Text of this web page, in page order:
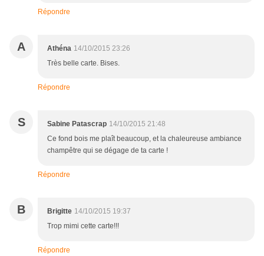
Répondre
A Athéna 14/10/2015 23:26
Très belle carte. Bises.
Répondre
S Sabine Patascrap 14/10/2015 21:48
Ce fond bois me plaît beaucoup, et la chaleureuse ambiance
champêtre qui se dégage de ta carte !
Répondre
B Brigitte 14/10/2015 19:37
Trop mimi cette carte!!!
Répondre